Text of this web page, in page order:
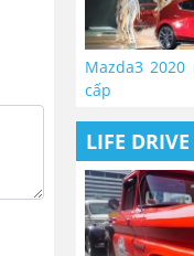
Mazda3
cấp
LIFE DRIVE